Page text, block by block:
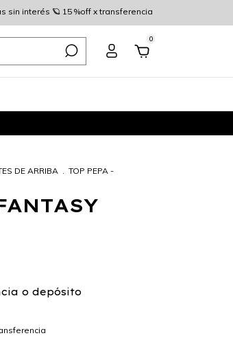
sin interés 🪐 15 %off x transferencia
0
DE ARRIBA
TOP PEPA -
o depósito